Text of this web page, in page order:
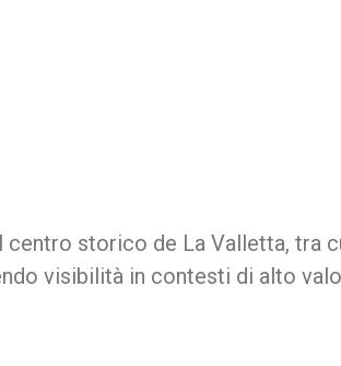
storico de La Valletta, tra
visibilità in contesti di alto